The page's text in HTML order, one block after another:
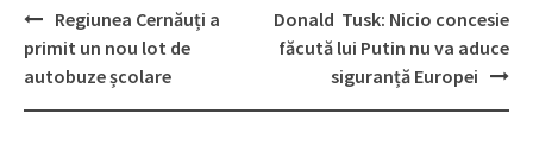
Post
navigation
Regiunea Cernăuți a
primit un nou lot de
autobuze școlare
Donald Tusk: Nicio concesie
făcută lui Putin nu va aduce
siguranță Europei